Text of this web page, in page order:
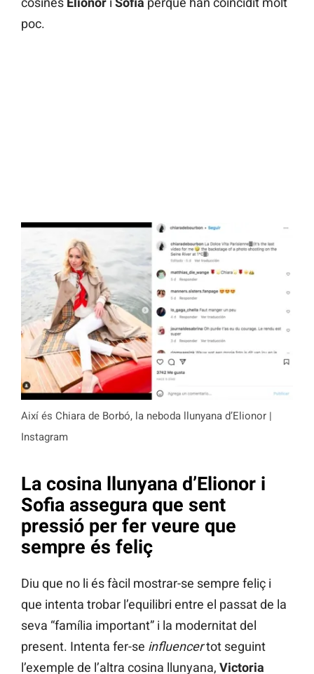
poc.
Així és Chiara de Borbó, la neboda llunyana d’Elionor |
Instagram
La cosina llunyana d’Elionor i
Sofia assegura que sent
pressió per fer veure que
sempre és feliç
Diu que no li és fàcil mostrar-se sempre feliç i
que intenta trobar l’equilibri entre el passat de la
seva “família important” i la modernitat del
present. Intenta fer-se influencertot seguint
l’exemple de l’altra cosina llunyana, Victoria